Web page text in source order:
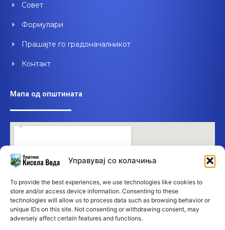
Управувај со колачиња
To provide the best experiences, we use technologies like cookies to
store and/or access device information. Consenting to these
technologies will allow us to process data such as browsing behavior or
unique IDs on this site. Not consenting or withdrawing consent, may
adversely affect certain features and functions.
Совет
Формулари
Прашајте го градоначалникот
Контакт
Мапа од општината